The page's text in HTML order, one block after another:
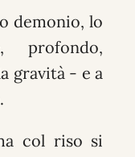
demonio, lo
profondo,
gravità - e a
col riso si